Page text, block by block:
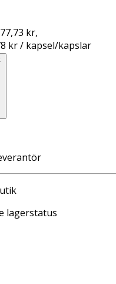
kr,
kr / kapsel/kapslar
lagerstatus